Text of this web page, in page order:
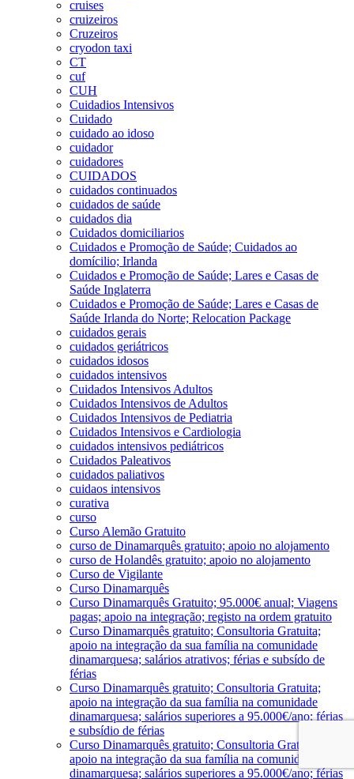
cruises
cruizeiros
Cruzeiros
cryodon taxi
CT
cuf
CUH
Cuidadios Intensivos
Cuidado
cuidado ao idoso
cuidador
cuidadores
CUIDADOS
cuidados continuados
cuidados de saúde
cuidados dia
Cuidados domiciliarios
Cuidados e Promoção de Saúde; Cuidados ao
domícilio; Irlanda
Cuidados e Promoção de Saúde; Lares e Casas de
Saúde Inglaterra
Cuidados e Promoção de Saúde; Lares e Casas de
Saúde Irlanda do Norte; Relocation Package
cuidados gerais
cuidados geriátricos
cuidados idosos
cuidados intensivos
Cuidados Intensivos Adultos
Cuidados Intensivos de Adultos
Cuidados Intensivos de Pediatria
Cuidados Intensivos e Cardiologia
cuidados intensivos pediátricos
Cuidados Paleativos
cuidados paliativos
cuidaos intensivos
curativa
curso
Curso Alemão Gratuito
curso de Dinamarquês gratuito; apoio no alojamento
curso de Holandês gratuito; apoio no alojamento
Curso de Vigilante
Curso Dinamarquês
Curso Dinamarquês Gratuito; 95.000€ anual; Viagens
pagas; apoio na integração; registo na ordem gratuito
Curso Dinamarquês gratuito; Consultoria Gratuita;
apoio na integração da sua família na comunidade
dinamarquesa; salários atrativos; férias e subsído de
férias
Curso Dinamarquês gratuito; Consultoria Gratuita;
apoio na integração da sua família na comunidade
dinamarquesa; salários superiores a 95.000€/ano; férias
e subsídio de férias
Curso Dinamarquês gratuito; Consultoria Gratuita;
apoio na integração da sua família na comunidade
dinamarquesa; salários superiores a 95.000€/ano; férias